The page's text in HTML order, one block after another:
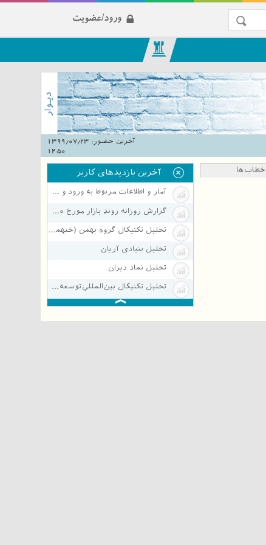
ورود/عضویت
آخرین حضور:
12:50
خطاب‌ها آخرین بازدیدهای کاربر
آمار و اطلاعات مربوط به ورود و خروج پول حقیقی در تاریخ 4 اسفند
گزارش روزانه روند بازار مورخ 1399/04/10
تحلیل تکنیکال گروه بهمن (خبهمن)
تحلیل بنیادی آریان
تحلیل نماد دیران
تحلیل تکنیکال بين‌المللي‌توسعه‌ساختمان (ثاخت)